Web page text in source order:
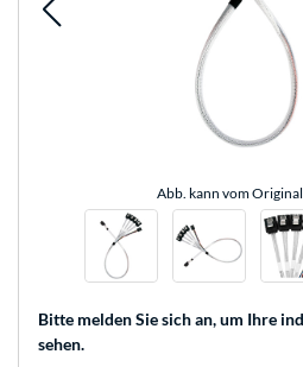
Abb. kann vom
Bitte melden Sie sich an, um Ihre
sehen.